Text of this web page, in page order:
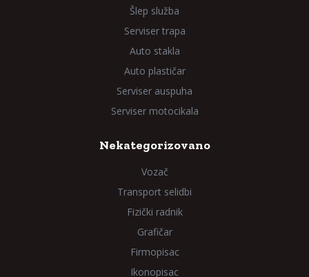
Šlep služba
Serviser trapa
Auto stakla
Auto plastičar
Serviser auspuha
Serviser motocikala
Nekategorizovano
Vozač
Transport selidbi
Fizički radnik
Grafičar
Firmopisac
Ikonopisac